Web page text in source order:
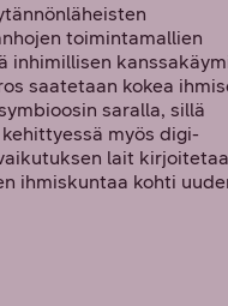
toimintamallien
inhimillisen
saatetaan kokea
saralla, sillä
myös digi-
lait
ihmiskuntaa kohti